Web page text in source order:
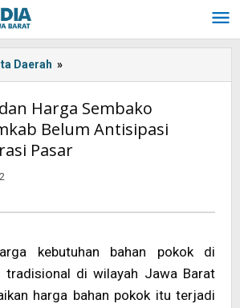
Daerah »
-:IN-
>Jelang
Ramadan
Harga
Belum
dengan
Operasi
-:-
Harga Sembako
Belum Antisipasi
Pasar
kebutuhan bahan pokok di
tradisional di wilayah Jawa Barat
harga bahan pokok itu terjadi